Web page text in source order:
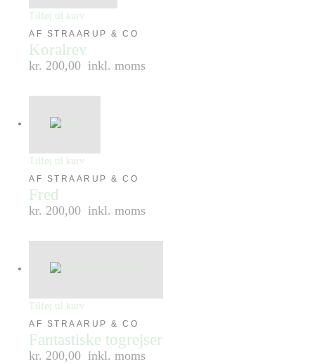
Tilføj til kurv
AF STRAARUP & CO
Koralrev
kr. 200,00 inkl. moms
Tilføj til kurv
AF STRAARUP & CO
Fred
kr. 200,00 inkl. moms
Tilføj til kurv
AF STRAARUP & CO
Fantastiske togrejser
kr. 200,00 inkl. moms